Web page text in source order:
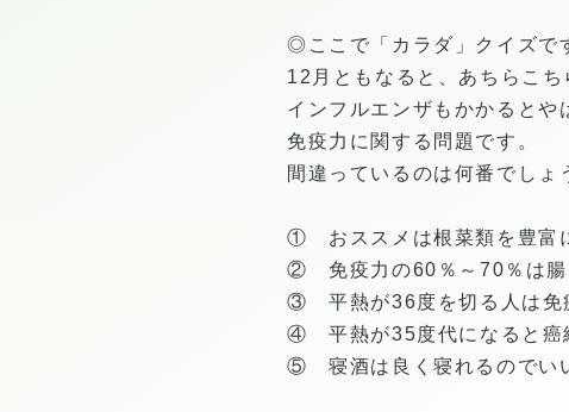
◎ここで「カラダ」クイズで
12月ともなると、あちらこち
インフルエンザもかかるとや
免疫力に関する問題です。
間違っているのは何番でしょ
① おススメは根菜類を豊富
② 免疫力の60％～70％は腸
③ 平熱が36度を切る人は免
④ 平熱が35度代になると癌
⑤ 寝酒は良く寝れるのでい